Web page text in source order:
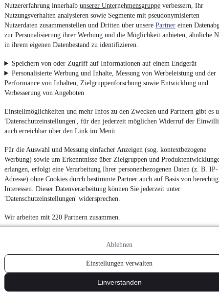
Nutzererfahrung innerhalb unserer Unternehmensgruppe verbessern, Ihr
Nutzungsverhalten analysieren sowie Segmente mit pseudonymisierten
Nutzerdaten zusammenstellen und Dritten über unsere Partner einen
zur Personalisierung ihrer Werbung und die Möglichkeit anbieten, ähnliche
in ihrem eigenen Datenbestand zu identifizieren.
Speichern von oder Zugriff auf Informationen auf einem Endgerät
Personalisierte Werbung und Inhalte, Messung von Werbeleistung und der
Performance von Inhalten, Zielgruppenforschung sowie Entwicklung und
Verbesserung von Angeboten
Einstellmöglichkeiten und mehr Infos zu den Zwecken und Partnern gibt es
'Datenschutzeinstellungen', für den jederzeit möglichen Widerruf der
auch erreichbar über den Link im Menü.
Für die Auswahl und Messung einfacher Anzeigen (sog. kontextbezogene
Werbung) sowie um Erkenntnisse über Zielgruppen und
erlangen, erfolgt eine Verarbeitung Ihrer personenbezogenen Daten (z. B. IP-
Adresse) ohne Cookies durch bestimmte Partner auch auf Basis von
Interessen. Dieser Datenverarbeitung können Sie jederzeit unter
'Datenschutzeinstellungen' widersprechen.
Wir arbeiten mit 220 Partnern zusammen.
Ablehnen
Einstellungen verwalten
Einverstanden
Impressum
AGB
Datenschutz
Datenschutzeinstellungen
Erklärung zur Barrierefreiheit
Report Security Vulnerability (English)
Noch mehrneue Autosunterschiedlicher Marken, auch als
Leasing-Angebote, gibt es bei mobile.de